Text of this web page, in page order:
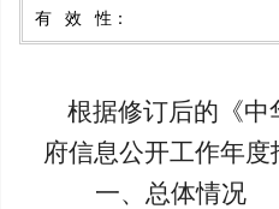
有效性 ：
根据修订后的《中
府信息公开工作年
一、总体情况